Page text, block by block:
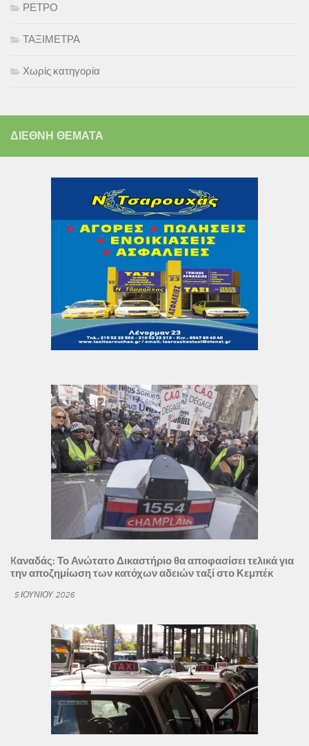
ΡΕΤΡΟ
ΤΑΞΙΜΕΤΡΑ
Χωρίς κατηγορία
ΔΙΕΘΝΗ ΘΕΜΑΤΑ
Kαναδάς: Το Ανώτατο Δικαστήριο θα αποφασίσει τελικά για
την αποζημίωση των κατόχων αδειών ταξί στο Κεμπέκ
5 ΙΟΥΝΊΟΥ 2026